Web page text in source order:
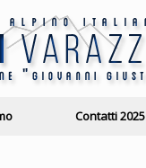
Contatti 2025